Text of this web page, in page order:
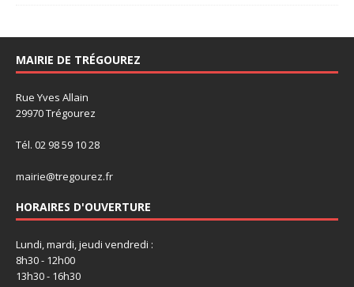
MAIRIE DE TRÉGOUREZ
Rue Yves Allain
29970 Trégourez
Tél. 02 98 59 10 28
mairie@tregourez.fr
HORAIRES D'OUVERTURE
Lundi, mardi, jeudi vendredi :
8h30 - 12h00
13h30 - 16h30